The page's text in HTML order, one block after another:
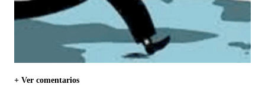
+ Ver comentarios